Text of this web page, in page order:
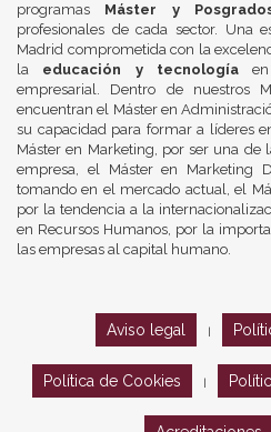
programas Máster y
profesionales de cada sector. Una
Madrid comprometida con la
la educación y tecnologíaen
empresarial. Dentro de nuestros
encuentran el Máster en
su capacidad para formar a líderes
Máster en Marketing, por ser una de
empresa, el Máster en Marketing
tomando en el mercado actual, el
por la tendencia a la
en Recursos Humanos, por la
las empresas al capital humano.
Aviso legal
Política de Cookies